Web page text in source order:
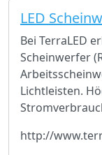
LED
Bei TerraLED
Scheinwerfer
Lichtleisten.
http://